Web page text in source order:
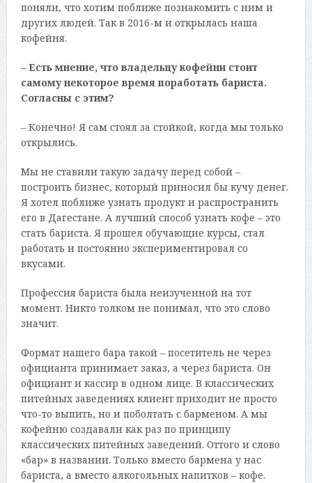
поняли, что хотим поближе познакомить с ним и
других людей. Так в 2016-м и открылась наша
кофейня.
– Есть мнение, что владельцу кофейни стоит
самому некоторое время поработать бариста.
Согласны с этим?
– Конечно! Я сам стоял за стойкой, когда мы только
открылись.
Мы не ставили такую задачу перед собой –
построить бизнес, который приносил бы кучу денег.
Я хотел поближе узнать продукт и распространить
его в Дагестане. А лучший способ узнать кофе – это
стать бариста. Я прошел обучающие курсы, стал
работать и постоянно экспериментировал со
вкусами.
Профессия бариста была неизученной на тот
момент. Никто толком не понимал, что это слово
значит.
Формат нашего бара такой – посетитель не через
официанта принимает заказ, а через бариста. Он
официант и кассир в одном лице. В классических
питейных заведениях клиент приходит не просто
что-то выпить, но и поболтать с барменом. А мы
кофейню создавали как раз по принципу
классических питейных заведений. Оттого и слово
«бар» в названии. Только вместо бармена у нас
бариста, а вместо алкогольных напитков – кофе.